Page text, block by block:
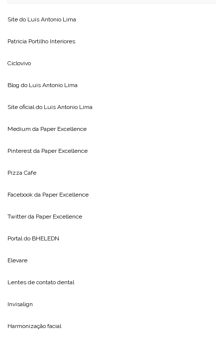
Site do Luis Antonio Lima
Patricia Portilho Interiores
Ciclovivo
Blog do Luis Antonio Lima
Site oficial do Luis Antonio Lima
Medium da Paper Excellence
Pinterest da Paper Excellence
Pizza Cafe
Facebook da Paper Excellence
Twitter da Paper Excellence
Portal do BHELEDN
Elevare
Lentes de contato dental
Invisalign
Harmonização facial